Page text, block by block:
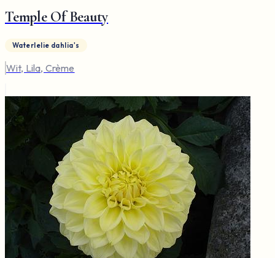
Temple Of Beauty
Waterlelie dahlia's
Wit, Lila, Crème